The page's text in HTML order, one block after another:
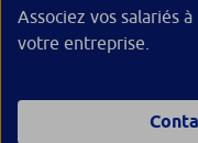
Associez vos salariés
votre entreprise.